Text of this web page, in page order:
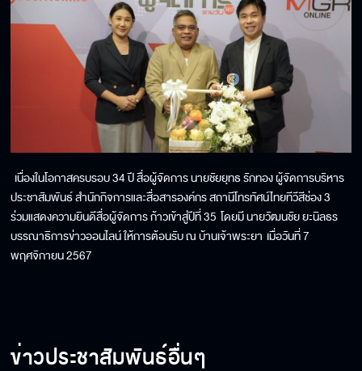
เนื่องในโอกาสครบรอบ 34 ปี สื่อผู้จัดการ นายชัยยุทธ รักทอง ผู้จัดการบริหาร
ประชาสัมพันธ์ สำนักกิจการและสื่อสารองค์กร สถานีโทรทัศน์ไทยทีวีสีช่อง 3
ร่วมแสดงความยินดีสื่อผู้จัดการ ก้าวเข้าสู่ปีที่ 35 โดยมี นายวัฒนชัย ยะนิลธร
บรรณาธิการข่าวออนไลน์ ให้การต้อนรับ ณ บ้านเจ้าพระยา เมื่อวันที่ 7
พฤศจิกายน 2567
ข่าวประชาสัมพันธ์อื่นๆ